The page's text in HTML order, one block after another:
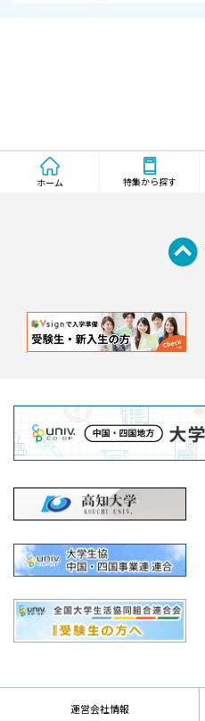
ホーム 特集から探す
運営会社情報